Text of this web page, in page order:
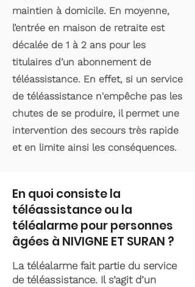
maintien à domicile. En moyenne,
l’entrée en maison de retraite est
décalée de 1 à 2 ans pour les
titulaires d’un abonnement de
téléassistance. En effet, si un service
de téléassistance n'empêche pas les
chutes de se produire, il permet une
intervention des secours très rapide
et en limite ainsi les conséquences.
En quoi consiste la
téléassistance ou la
téléalarme pour personnes
âgées à NIVIGNE ET SURAN ?
La téléalarme fait partie du service
de téléassistance. Il s’agit d’un